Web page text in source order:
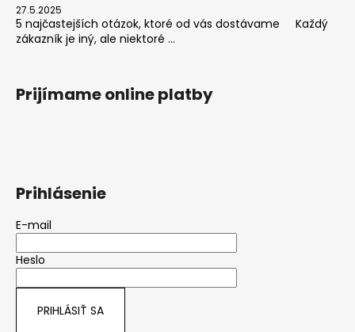
27.5.2025
5 najčastejších otázok, ktoré od vás dostávame Každý
zákazník je iný, ale niektoré ...
Prijímame online platby
Prihlásenie
E-mail
Heslo
PRIHLÁSIŤ SA